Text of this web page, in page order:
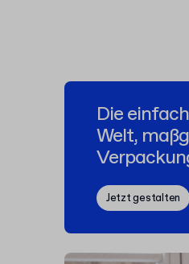
Die
Welt,
Jetzt gestalten